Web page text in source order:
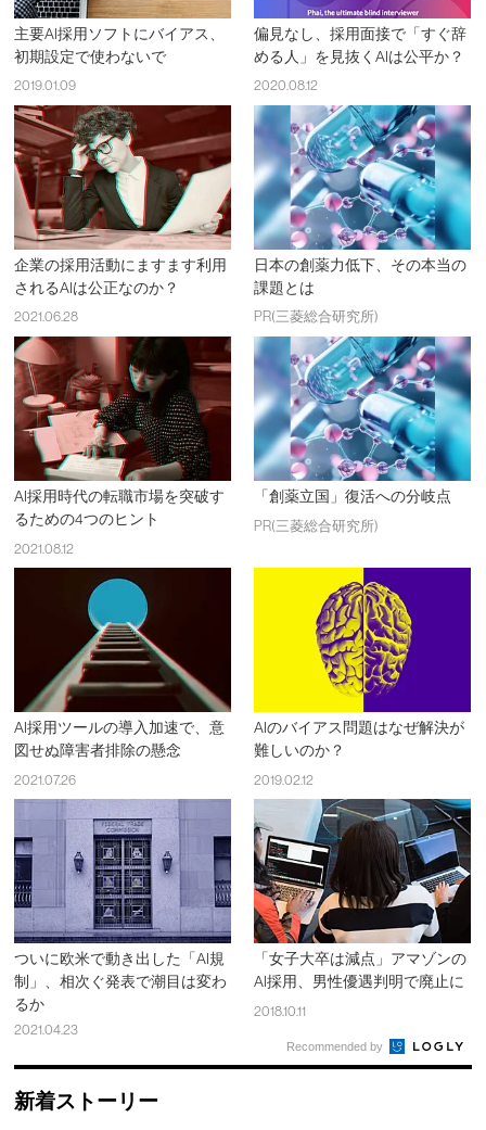
主要AI採用ソフトにバイアス、
初期設定で使わないで
2019.01.09
偏見なし、採用面接で「すぐ辞
める人」を見抜くAIは公平か？
2020.08.12
企業の採用活動にますます利用
されるAIは公正なのか？
2021.06.28
日本の創薬力低下、その本当の
課題とは
PR(三菱総合研究所)
AI採用時代の転職市場を突破す
るための4つのヒント
2021.08.12
「創薬立国」復活への分岐点
PR(三菱総合研究所)
AI採用ツールの導入加速で、意
図せぬ障害者排除の懸念
2021.07.26
AIのバイアス問題はなぜ解決が
難しいのか？
2019.02.12
ついに欧米で動き出した「AI規
制」、相次ぐ発表で潮目は変わ
るか
2021.04.23
「女子大卒は減点」アマゾンの
AI採用、男性優遇判明で廃止に
2018.10.11
Recommended by
新着ストーリー